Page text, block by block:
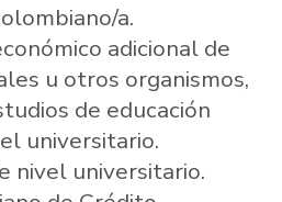
a.
adicional de
u otros organismos,
de educación
universitario.
nivel universitario.